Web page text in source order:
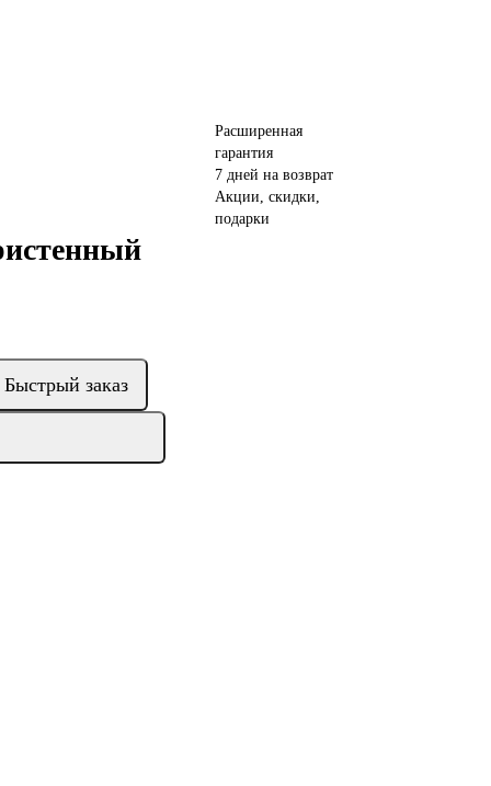
Быстрый заказ
Расширенная
гарантия
7 дней на возврат
Акции, скидки,
подарки